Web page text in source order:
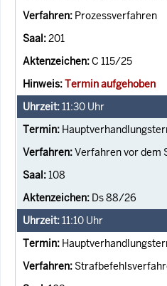
Prozessverfahren
201
C 115/25
Termin aufgehoben
11:30 Uhr
Verfahren vor dem
108
Ds 88/26
11:10 Uhr